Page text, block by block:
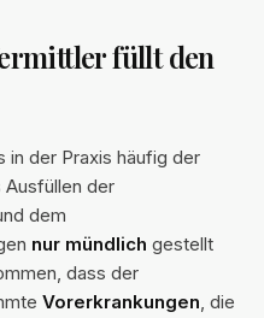
füllt den
in der Praxis häufig der
Ausfüllen der
dem
nur mündlich gestellt
dass der
Vorerkrankungen, die